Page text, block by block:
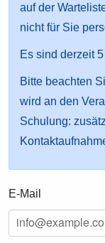
auf der
nicht für Sie
Es sind derzeit
Bitte beachten
wird an den
Schulung:
E-Mail